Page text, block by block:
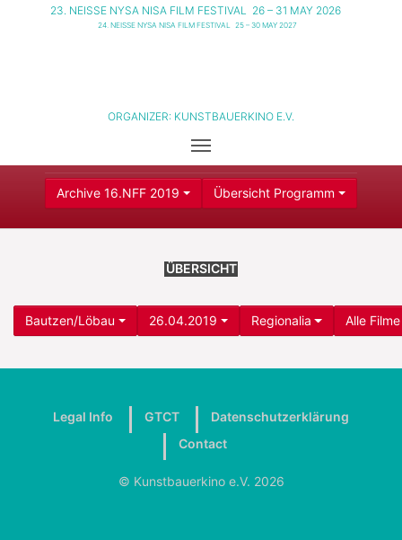
23. NEISSE NYSA NISA FILM FESTIVAL 26 – 31 MAY 2026
24. NEISSE NYSA NISA FILM FESTIVAL 25 – 30 MAY 2027
ORGANIZER: KUNSTBAUERKINO E.V.
Archive 16.NFF 2019 Übersicht Programm
ÜBERSICHT
Bautzen/Löbau 26.04.2019 Regionalia Alle Filme
Legal Info GTCT
Datenschutzerklärung
Contact
© Kunstbauerkino e.V. 2026